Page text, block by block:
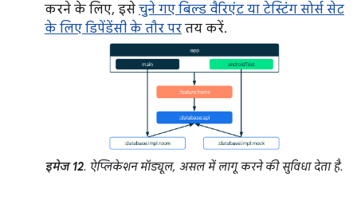
करने के लिए, इसे चुने गए बिल्ड वैरिएंट या टेस्टिंग सोर्स सेट
के लिए डिपेंडेंसी के तौर पर तय करें.
इमेज 12. ऐप्लिकेशन मॉड्यूल, असल में लागू करने की सुविधा देता है.